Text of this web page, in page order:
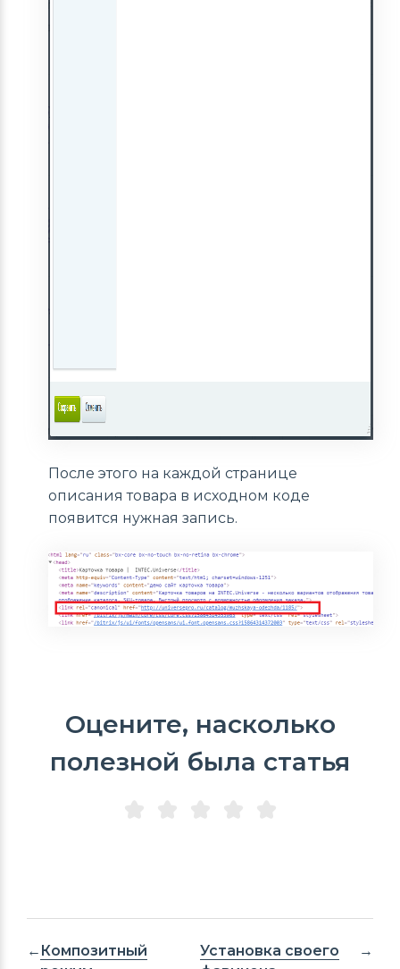
После этого на каждой странице
описания товара в исходном коде
появится нужная запись.
Оцените, насколько
полезной была статья
Композитный
Установка своего